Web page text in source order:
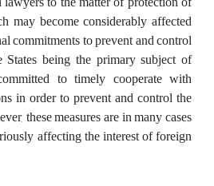
may become considerably affected
commitments to prevent and control
States being the primary subject of
to timely cooperate with
in order to prevent and control the
these measures are in many cases
affecting the interest of foreign